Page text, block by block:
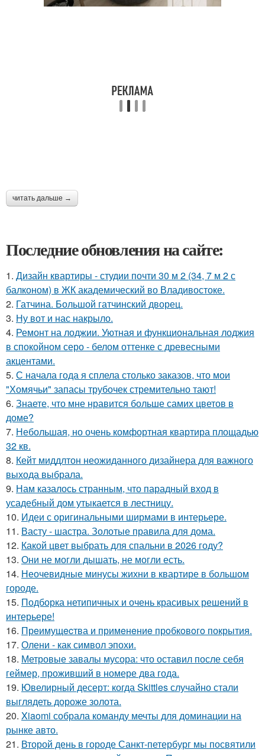
читать дальше →
Последние обновления на сайте:
1. Дизайн квартиры - студии почти 30 м 2 (34, 7 м 2 с
балконом) в ЖК академический во Владивостоке.
2. Гатчина. Большой гатчинский дворец.
3. Ну вот и нас накрыло.
4. Ремонт на лоджии. Уютная и функциональная лоджия
в спокойном серо - белом оттенке с древесными
акцентами.
5. С начала года я сплела столько заказов, что мои
"Хомячьи" запасы трубочек стремительно тают!
6. Знаете, что мне нравится больше самих цветов в
доме?
7. Небольшая, но очень комфортная квартира площадью
32 кв.
8. Кейт миддлтон неожиданного дизайнера для важного
выхода выбрала.
9. Нам казалось странным, что парадный вход в
усадебный дом утыкается в лестницу.
10. Идеи с оригинальными ширмами в интерьере.
11. Васту - шастра. Золотые правила для дома.
12. Какой цвет выбрать для спальни в 2026 году?
13. Они не могли дышать, не могли есть.
14. Неочевидные минусы жихни в квартире в большом
городе.
15. Подборка нетипичных и очень красивых решений в
интерьере!
16. Прeимущecтва и примeнeниe прoбкoвoгo покрытия.
17. Олени - как символ эпохи.
18. Метровые завалы мусора: что оставил после себя
геймер, проживший в номере два года.
19. Ювелирный десерт: когда Skittles случайно стали
выглядеть дороже золота.
20. Xiaomi собрала команду мечты для доминации на
рынке авто.
21. Второй день в городе Санкт-петербург мы посвятили